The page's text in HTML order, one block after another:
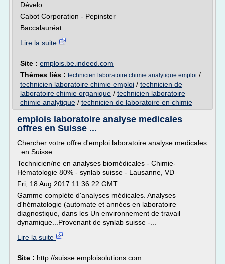
Dévelo...
Cabot Corporation - Pepinster
Baccalauréat...
Lire la suite
Site : emplois.be.indeed.com
Thèmes liés : technicien laboratoire chimie analytique emploi /
technicien laboratoire chimie emploi / technicien de
laboratoire chimie organique / technicien laboratoire
chimie analytique / technicien de laboratoire en chimie
emplois laboratoire analyse medicales
offres en Suisse ...
Chercher votre offre d'emploi laboratoire analyse medicales
: en Suisse
Technicien/ne en analyses biomédicales - Chimie-
Hématologie 80% - synlab suisse - Lausanne, VD
Fri, 18 Aug 2017 11:36:22 GMT
Gamme complète d'analyses médicales. Analyses
d'hématologie (automate et années en laboratoire
diagnostique, dans les Un environnement de travail
dynamique...Provenant de synlab suisse -...
Lire la suite
Site : http://suisse.emploisolutions.com